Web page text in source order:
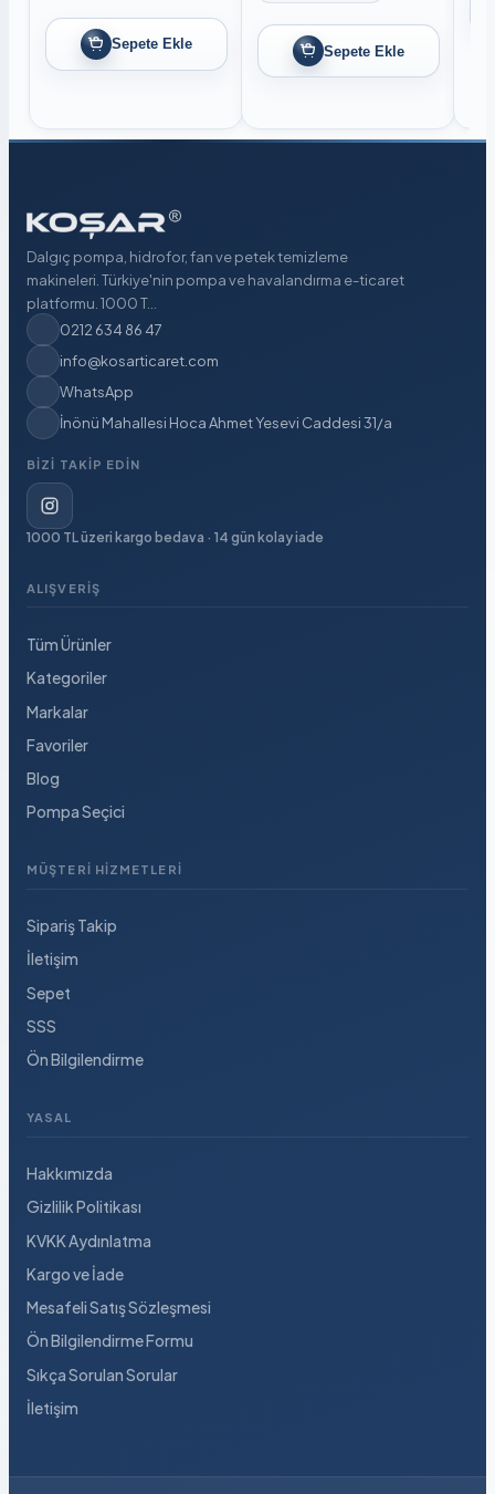
Sepete Ekle Sepete Ekle
Dalgıç pompa, hidrofor, fan ve petek temizleme
makineleri. Türkiye'nin pompa ve havalandırma e-ticaret
platformu. 1000 T...
0212 634 86 47
info@kosarticaret.com
WhatsApp
İnönü Mahallesi Hoca Ahmet Yesevi Caddesi 31/a
BIZI TAKIP EDIN
1000 TL üzeri kargo bedava · 14 gün kolay iade
ALIŞVERIŞ
Tüm Ürünler
Kategoriler
Markalar
Favoriler
Blog
Pompa Seçici
MÜŞTERI HIZMETLERI
Sipariş Takip
İletişim
Sepet
SSS
Ön Bilgilendirme
YASAL
Hakkımızda
Gizlilik Politikası
KVKK Aydınlatma
Kargo ve İade
Mesafeli Satış Sözleşmesi
Ön Bilgilendirme Formu
Sıkça Sorulan Sorular
İletişim